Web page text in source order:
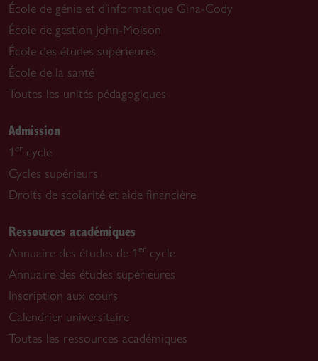
École de génie et d'informatique Gina-Cody
École de gestion John-Molson
École des études supérieures
École de la santé
Toutes les unités pédagogiques
Admission
1 er cycle
Cycles supérieurs
Droits de scolarité et aide financière
Ressources académiques
Annuaire des études de 1 er cycle
Annuaire des études supérieures
Inscription aux cours
Calendrier universitaire
Toutes les ressources académiques